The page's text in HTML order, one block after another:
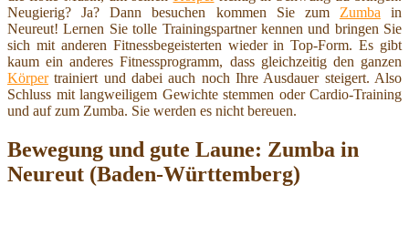
Neugierig? Ja? Dann besuchen kommen Sie zum Zumba in
Neureut! Lernen Sie tolle Trainingspartner kennen und bringen Sie
sich mit anderen Fitnessbegeisterten wieder in Top-Form. Es gibt
kaum ein anderes Fitnessprogramm, dass gleichzeitig den ganzen
Körpertrainiert und dabei auch noch Ihre Ausdauer steigert. Also
Schluss mit langweiligem Gewichte stemmen oder Cardio-Training
und auf zum Zumba. Sie werden es nicht bereuen.
Bewegung und gute Laune: Zumba in
Neureut (Baden-Württemberg)